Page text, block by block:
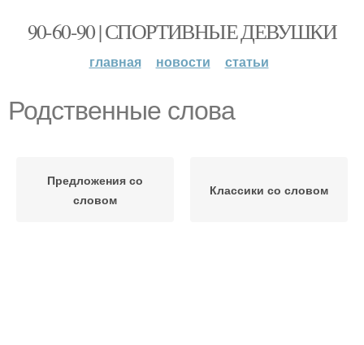
90-60-90 | СПОРТИВНЫЕ ДЕВУШКИ
главная новости статьи
Родственные слова
Предложения со
словом
Классики со словом